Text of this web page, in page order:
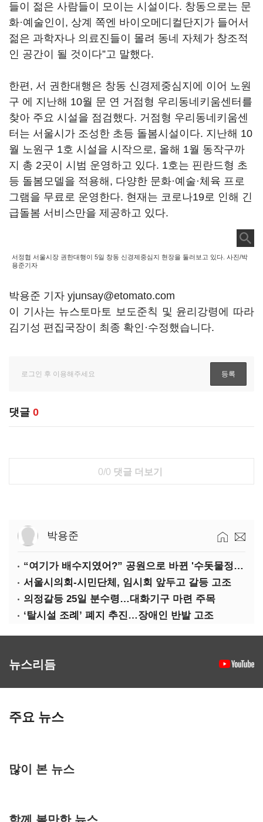
들이 젊은 사람들이 모이는 시설이다. 창동으로는 문
화·예술인이, 상계 쪽엔 바이오메디컬단지가 들어서
젊은 과학자나 의료진들이 몰려 동네 자체가 창조적
인 공간이 될 것이다”고 말했다.
한편, 서 권한대행은 창동 신경제중심지에 이어 노원
구 에 지난해 10월 문 연 거점형 우리동네키움센터를
찾아 주요 시설을 점검했다. 거점형 우리동네키움센
터는 서울시가 조성한 초등 돌봄시설이다. 지난해 10
월 노원구 1호 시설을 시작으로, 올해 1월 동작구까
지 총 2곳이 시범 운영하고 있다. 1호는 핀란드형 초
등 돌봄모델을 적용해, 다양한 문화·예술·체육 프로
그램을 무료로 운영한다. 현재는 코로나19로 인해 긴
급돌봄 서비스만을 제공하고 있다.
서정협 서울시장 권한대행이 5일 창동 신경제중심지 현장을 둘러보고 있다. 사진/박
용준기자
박용준 기자 yjunsay@etomato.com
이 기사는 뉴스토마토 보도준칙 및 윤리강령에 따라
김기성 편집국장이 최종 확인·수정했습니다.
댓글 0
0/0 댓글 더보기
박용준
“여기가 배수지였어?” 공원으로 바뀐 '수돗물정거장'
서울시의회-시민단체, 임시회 앞두고 갈등 고조
의정갈등 25일 분수령…대화기구 마련 주목
‘탈시설 조례’ 폐지 추진…장애인 반발 고조
뉴스리듬
주요 뉴스
많이 본 뉴스